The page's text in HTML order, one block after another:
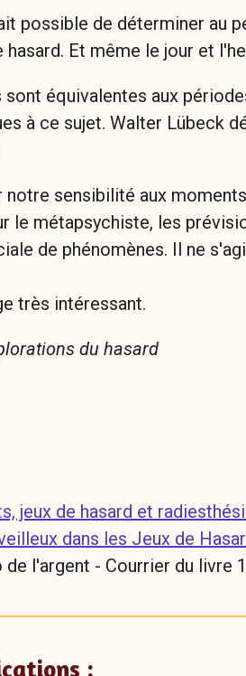
possible de déterminer au
hasard. Et même le jour et
équivalentes aux
à ce sujet. Walter Lübeck
sensibilité aux
le métapsychiste, les
de phénomènes. Il ne
très intéressant.
du hasard
jeux de hasard et
dans les Jeux de
l'argent - Courrier du livre
: